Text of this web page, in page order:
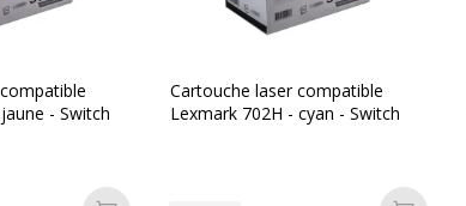
- Switch
Cartouche laser compatible
Lexmark 702H - cyan - Switch